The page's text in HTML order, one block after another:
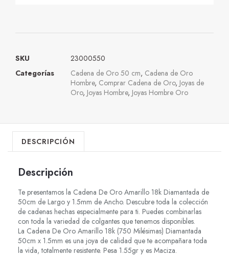
SKU
23000550
Categorías
Cadena de Oro 50 cm, Cadena de Oro
Hombre, Comprar Cadena de Oro, Joyas de
Oro, Joyas Hombre, Joyas Hombre Oro
DESCRIPCIÓN
Descripción
Te presentamos la Cadena De Oro Amarillo 18k Diamantada de
50cm de Largo y 1.5mm de Ancho. Descubre toda la colección
de cadenas hechas especialmente para ti. Puedes combinarlas
con toda la variedad de colgantes que tenemos disponibles.
La Cadena De Oro Amarillo 18k (750 Milésimas) Diamantada
50cm x 1.5mm es una joya de calidad que te acompañara toda
la vida, totalmente resistente. Pesa 1.55gr y es Maciza.